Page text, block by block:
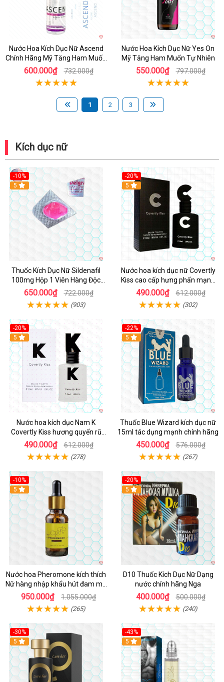
Nước Hoa Kích Dục Nữ Ascend
Chính Hãng Mỹ Tăng Ham Muốn
Ngay
600.000₫ 732.000₫
Nước Hoa Kích Dục Nữ Yes On
Mỹ Tăng Ham Muốn Tự Nhiên
550.000₫ 797.000₫
1 2 3
Kích dục nữ
-10%
5
Thuốc Kích Dục Nữ Sildenafil
100mg Hộp 1 Viên Hàng Độc
Quyền
650.000₫ 722.000₫
(903)
-20%
5
Nước hoa kích dục nữ Covertly
Kiss cao cấp hưng phấn mạnh
mẽ
490.000₫ 612.000₫
(302)
-20%
5
Nước hoa kích dục Nam K
Covertly Kiss hương quyến rũ
nhập khẩu chính hãng
490.000₫ 612.000₫
(278)
-22%
5
Thuốc Blue Wizard kích dục nữ
15ml tác dụng mạnh chính hãng
450.000₫ 576.000₫
(267)
-10%
5
Nước hoa Pheromone kích thích
Nữ hàng nhập khẩu hút đam mê
10ml
950.000₫ 1.055.000₫
(265)
-20%
5
D10 Thuốc Kích Dục Nữ Dạng
nước chính hãng Nga
400.000₫ 500.000₫
(240)
-30%
5
-43%
5